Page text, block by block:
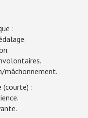
:
mâchonnement.
(courte) :